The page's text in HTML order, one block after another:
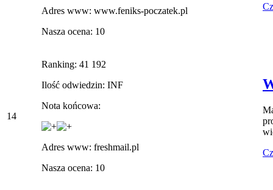
Adres www: www.feniks-poczatek.pl
Nasza ocena: 10
14
Ranking: 41 192
Ilość odwiedzin: INF
Nota końcowa:
Adres www: freshmail.pl
Nasza ocena: 10